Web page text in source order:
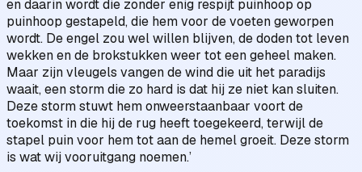
en daarin wordt die zonder enig respijt puinhoop op
puinhoop gestapeld, die hem voor de voeten geworpen
wordt. De engel zou wel willen blijven, de doden tot leven
wekken en de brokstukken weer tot een geheel maken.
Maar zijn vleugels vangen de wind die uit het paradijs
waait, een storm die zo hard is dat hij ze niet kan sluiten.
Deze storm stuwt hem onweerstaanbaar voort de
toekomst in die hij de rug heeft toegekeerd, terwijl de
stapel puin voor hem tot aan de hemel groeit. Deze storm
is wat wij vooruitgang noemen.’